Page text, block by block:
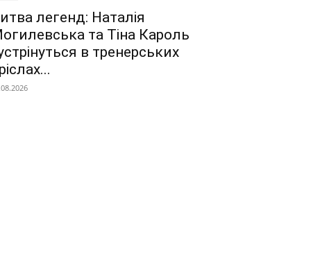
легенд: Наталія
та Тіна Кароль
в тренерських